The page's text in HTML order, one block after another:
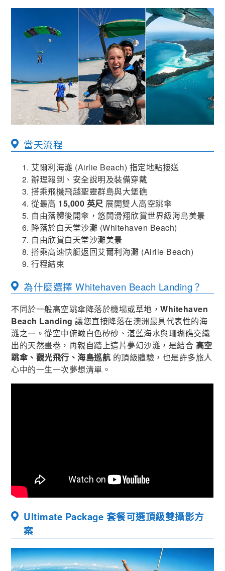
當天流程
艾爾利海灘 (Airlie Beach) 指定地點接送
辦理報到、安全說明及裝備穿戴
搭乘飛機飛越聖靈群島與大堡礁
從最高 15,000 英尺 展開雙人高空跳傘
自由落體後開傘，悠閒滑翔欣賞世界級海島美景
降落於白天堂沙灘 (Whitehaven Beach)
自由欣賞白天堂沙灘美景
搭乘高速快艇返回艾爾利海灘 (Airlie Beach)
行程結束
為什麼選擇 Whitehaven Beach Landing？
不同於一般高空跳傘降落於機場或草地，Whitehaven
Beach Landing 讓您直接降落在澳洲最具代表性的海
灘之一。從空中俯瞰白色矽砂、湛藍海水與珊瑚礁交織
出的天然畫卷，再親自踏上這片夢幻沙灘，是結合 高空
跳傘、觀光飛行、海島巡航 的頂級體驗，也是許多旅人
心中的一生一次夢想清單。
Ultimate Package 套餐可選頂級雙攝影方
案